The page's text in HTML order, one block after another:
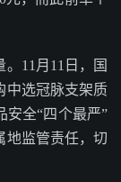
11月11日，国
中选冠脉支架质
安全“四个最严”
地监管责任，切